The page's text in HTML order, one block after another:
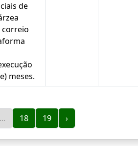
de
correio
meses.
... 18 19 ›